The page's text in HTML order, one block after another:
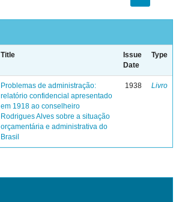
Title
Issue
Date
Type
Problemas de administração:
relatório confidencial apresentado
em 1918 ao conselheiro
Rodrigues Alves sobre a situação
orçamentária e administrativa do
Brasil
1938 Livro